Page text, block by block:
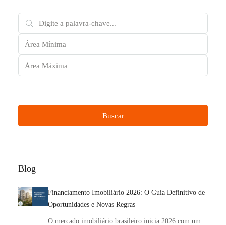
Buscar
Blog
Financiamento Imobiliário 2026: O Guia Definitivo de
Oportunidades e Novas Regras
O mercado imobiliário brasileiro inicia 2026 com um